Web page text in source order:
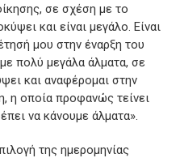
σε σχέση με το
και είναι μεγάλο. Είναι
μου στην έναρξη του
πολύ μεγάλα άλματα, σε
και αναφέρομαι στην
η οποία προφανώς τείνει
να κάνουμε άλματα».
της ημερομηνίας